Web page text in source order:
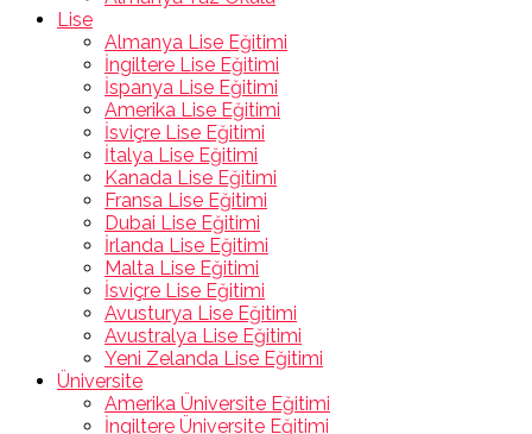
Lise
Almanya Lise Eğitimi
İngiltere Lise Eğitimi
İspanya Lise Eğitimi
Amerika Lise Eğitimi
İsviçre Lise Eğitimi
İtalya Lise Eğitimi
Kanada Lise Eğitimi
Fransa Lise Eğitimi
Dubai Lise Eğitimi
İrlanda Lise Eğitimi
Malta Lise Eğitimi
İsviçre Lise Eğitimi
Avusturya Lise Eğitimi
Avustralya Lise Eğitimi
Yeni Zelanda Lise Eğitimi
Üniversite
Amerika Üniversite Eğitimi
İngiltere Üniversite Eğitimi